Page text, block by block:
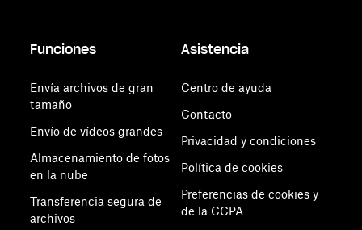
Funciones
Envía archivos de gran
tamaño
Envío de vídeos grandes
Almacenamiento de fotos
en la nube
Transferencia segura de
archivos
Asistencia
Centro de ayuda
Contacto
Privacidad y condiciones
Política de cookies
Preferencias de cookies y
de la CCPA